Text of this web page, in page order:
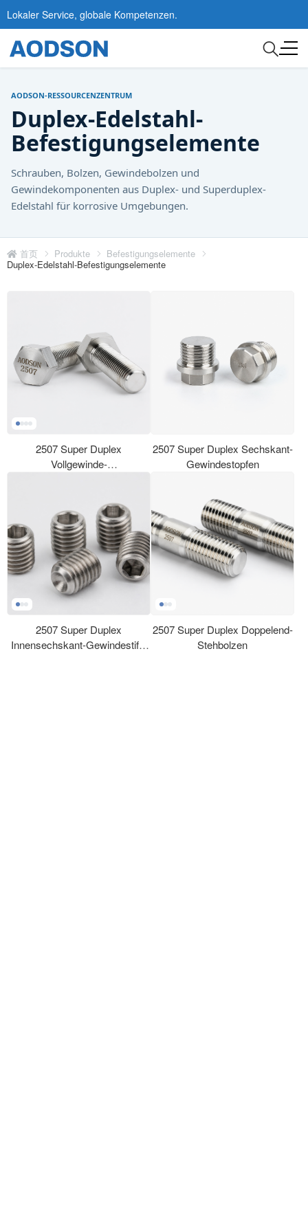
Lokaler Service, globale Kompetenzen.
AODSON-RESSOURCENZENTRUM
Duplex-Edelstahl-
Befestigungselemente
Schrauben, Bolzen, Gewindebolzen und
Gewindekomponenten aus Duplex- und Superduplex-
Edelstahl für korrosive Umgebungen.
首页 Produkte
Befestigungselemente
Duplex-Edelstahl-Befestigungselemente
2507 Super Duplex
Vollgewinde-
2507 Super Duplex Sechskant-
Gewindestopfen
2507 Super Duplex
Innensechskant-Gewindestifte
2507 Super Duplex Doppelend-
Stehbolzen